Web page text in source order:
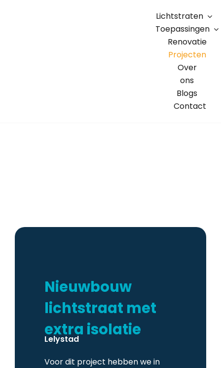
Lichtstraten
Toepassingen
Renovatie
Projecten
Over
ons
Blogs
Contact
Nieuwbouw
lichtstraat met
extra isolatie
Lelystad
Voor dit project hebben we in